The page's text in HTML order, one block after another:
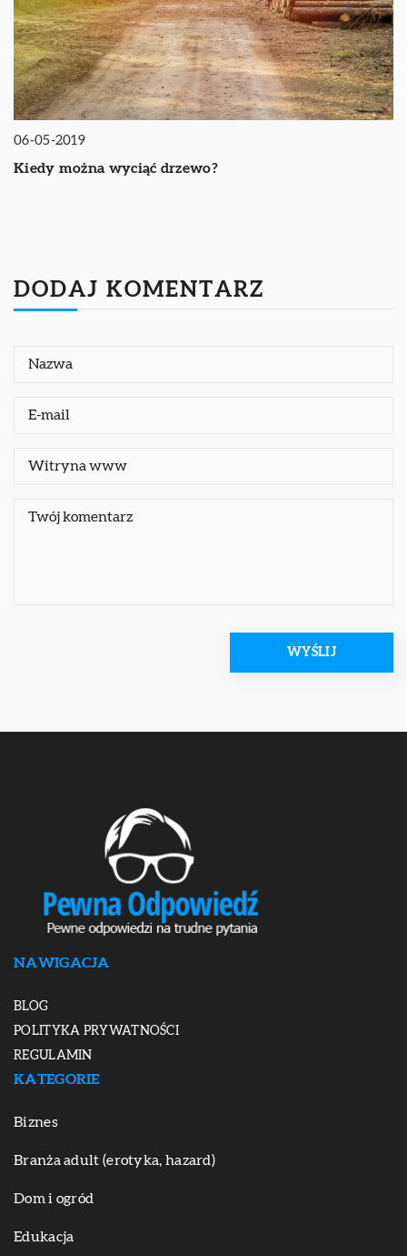
06-05-2019
Kiedy można wyciąć drzewo?
DODAJ KOMENTARZ
NAWIGACJA
BLOG
POLITYKA PRYWATNOŚCI
REGULAMIN
KATEGORIE
Biznes
Branża adult (erotyka, hazard)
Dom i ogród
Edukacja